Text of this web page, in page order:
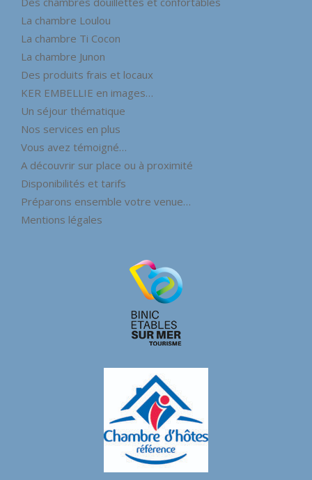
La chambre Loulou
La chambre Ti Cocon
La chambre Junon
Des produits frais et locaux
KER EMBELLIE en images…
Un séjour thématique
Nos services en plus
Vous avez témoigné…
A découvrir sur place ou à proximité
Disponibilités et tarifs
Préparons ensemble votre venue…
Mentions légales